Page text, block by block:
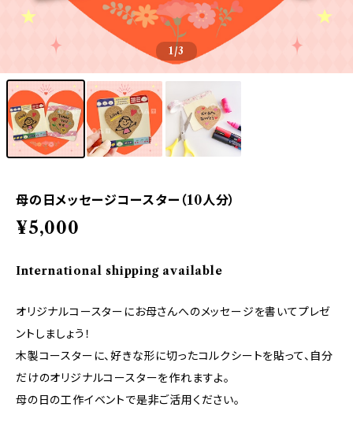
1/3
母の日メッセージコースター（10人分）
¥5,000
International shipping available
オリジナルコースターにお母さんへのメッセージを書いてプレゼ
ントしましょう！
木製コースターに、好きな形に切ったコルクシートを貼って、自分
だけのオリジナルコースターを作れますよ。
母の日の工作イベントで是非ご活用ください。